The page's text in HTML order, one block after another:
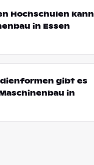
Hochschulen kann
in Essen
gibt es
in